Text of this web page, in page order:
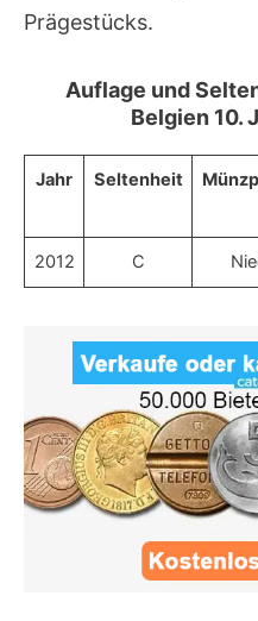
Prägestücks.
Auflage und
Belgien 10.
Jahr Seltenheit
2012 C